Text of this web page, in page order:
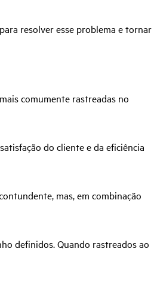
resolver esse problema e tornar
comumente rastreadas no
do cliente e da eficiência
mas, em combinação
definidos. Quando rastreados ao